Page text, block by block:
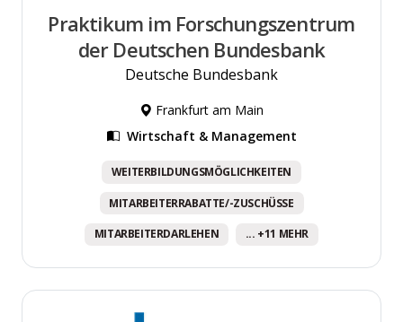
Praktikum im Forschungszentrum
der Deutschen Bundesbank
Deutsche Bundesbank
Frankfurt am Main
Wirtschaft & Management
WEITERBILDUNGSMÖGLICHKEITEN
MITARBEITERRABATTE/-ZUSCHÜSSE
MITARBEITERDARLEHEN ... +11 MEHR